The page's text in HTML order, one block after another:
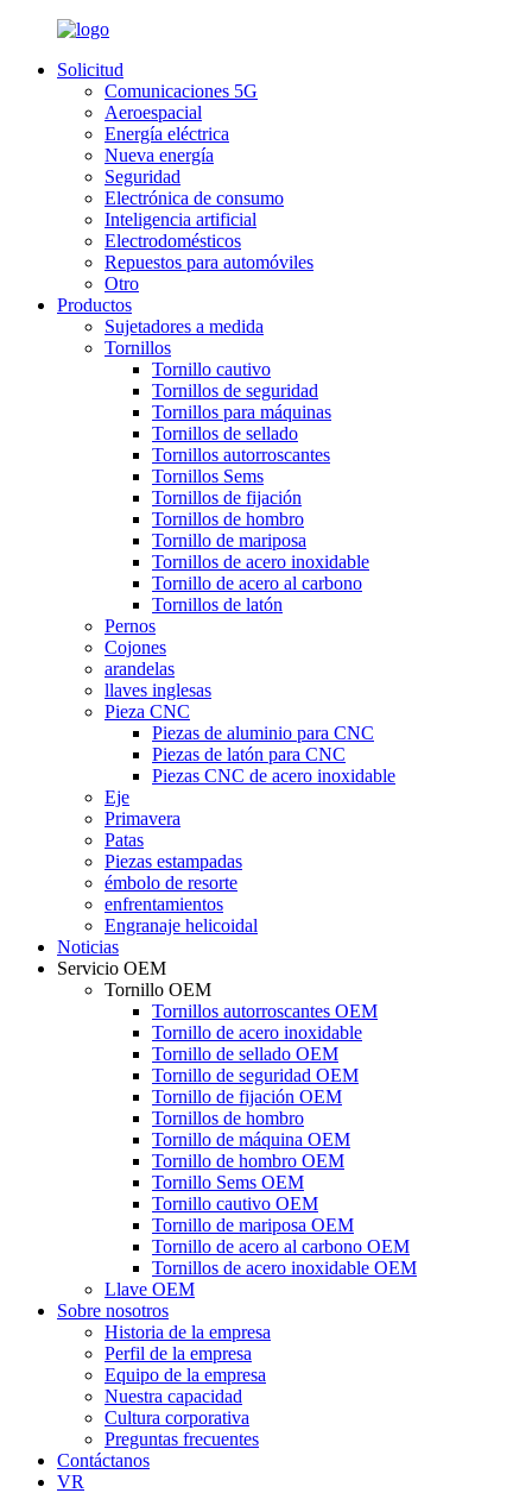
Solicitud
Comunicaciones 5G
Aeroespacial
Energía eléctrica
Nueva energía
Seguridad
Electrónica de consumo
Inteligencia artificial
Electrodomésticos
Repuestos para automóviles
Otro
Productos
Sujetadores a medida
Tornillos
Tornillo cautivo
Tornillos de seguridad
Tornillos para máquinas
Tornillos de sellado
Tornillos autorroscantes
Tornillos Sems
Tornillos de fijación
Tornillos de hombro
Tornillo de mariposa
Tornillos de acero inoxidable
Tornillo de acero al carbono
Tornillos de latón
Pernos
Cojones
arandelas
llaves inglesas
Pieza CNC
Piezas de aluminio para CNC
Piezas de latón para CNC
Piezas CNC de acero inoxidable
Eje
Primavera
Patas
Piezas estampadas
émbolo de resorte
enfrentamientos
Engranaje helicoidal
Noticias
Servicio OEM
Tornillo OEM
Tornillos autorroscantes OEM
Tornillo de acero inoxidable
Tornillo de sellado OEM
Tornillo de seguridad OEM
Tornillo de fijación OEM
Tornillos de hombro
Tornillo de máquina OEM
Tornillo de hombro OEM
Tornillo Sems OEM
Tornillo cautivo OEM
Tornillo de mariposa OEM
Tornillo de acero al carbono OEM
Tornillos de acero inoxidable OEM
Llave OEM
Sobre nosotros
Historia de la empresa
Perfil de la empresa
Equipo de la empresa
Nuestra capacidad
Cultura corporativa
Preguntas frecuentes
Contáctanos
VR